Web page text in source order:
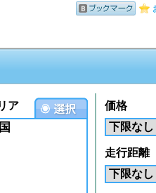
ア
価格
走行距離